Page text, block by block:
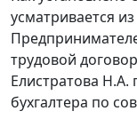
усматривается
трудовой
Елистратова Н.А.
бухгалтера по